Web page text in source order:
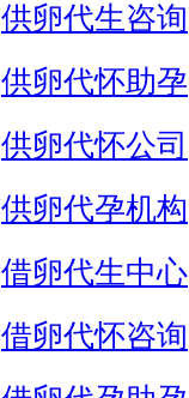
供卵代生咨询
供卵代怀助孕
供卵代怀公司
供卵代孕机构
借卵代生中心
借卵代怀咨询